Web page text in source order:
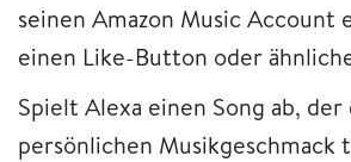
seinen Amazon Music Account
einen Like-Button oder
Spielt Alexa einen Song ab, der
persönlichen